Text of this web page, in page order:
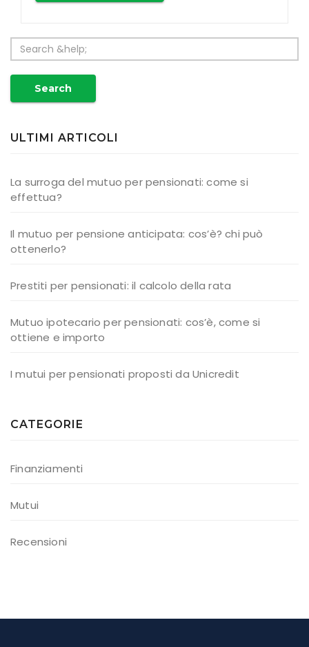
Search
ULTIMI ARTICOLI
La surroga del mutuo per pensionati: come si
effettua?
Il mutuo per pensione anticipata: cos’è? chi può
ottenerlo?
Prestiti per pensionati: il calcolo della rata
Mutuo ipotecario per pensionati: cos’è, come si
ottiene e importo
I mutui per pensionati proposti da Unicredit
CATEGORIE
Finanziamenti
Mutui
Recensioni